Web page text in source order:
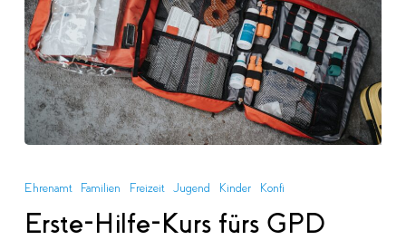
Kurs
fürs
Ehrenamt Familien Freizeit Jugend Kinder Konfi
Erste-Hilfe-Kurs fürs GPD